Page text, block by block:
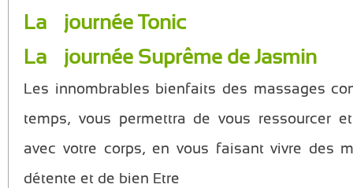
La ½ journée Tonic
La ½ journée Suprême de Jasmin
Les innombrables bienfaits des massages
temps, vous permettra de vous ressourcer
avec votre corps, en vous faisant vivre des
détente et de bien Etre…